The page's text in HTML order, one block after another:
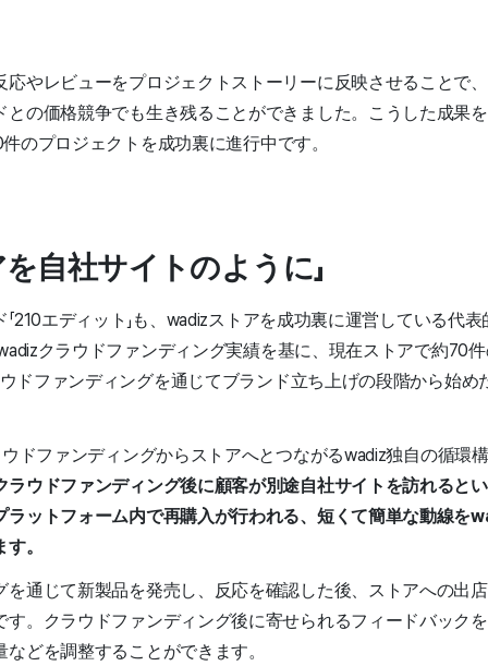
応やレビューをプロジェクトストーリーに反映させることで
との価格競争でも生き残ることができました。こうした成果
のプロジェクトを成功裏に進行中です。
自社サイトのように」
210エディット」も、wadizストアを成功裏に運営している代
クラウドファンディング実績を基に、現在ストアで約70
ドファンディングを通じてブランド立ち上げの段階から始め
ドファンディングからストアへとつながるwadiz独自の循環
ラウドファンディング後に顧客が別途自社サイトを訪れると
ラットフォーム内で再購入が行われる、短くて簡単な動線を
。
を通じて新製品を発売し、反応を確認した後、ストアへの出
す。クラウドファンディング後に寄せられるフィードバック
どを調整することができます。